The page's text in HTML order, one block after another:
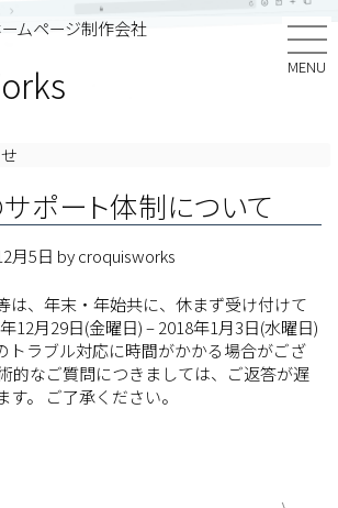
ムページ制作会社
MENU
ポート体制について
月5日 bycroquisworks
は、年末・年始共に、休まず受け付けて
12月29日(金曜日) – 2018年1月3日(水曜日)
トラブル対応に時間がかかる場合がござ
的なご質問につきましては、ご返答が遅
。 ご了承ください。